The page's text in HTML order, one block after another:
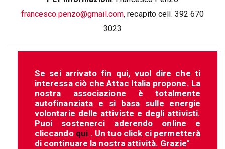
francesco.penzo@gmail.com, recapito cell. 392 670
3023
Se sei arrivato fin qui, vuol dire che ti
interessa ciò che Attac Italia propone. La
nostra associazione è totalmente
autofinanziata e si basa sulle energie
volontarie delle attiviste e degli attivisti.
Puoi sostenerci aderendo online e
cliccando qui . Un tuo click ci permetterà
di continuare la nostra attività. Grazie"